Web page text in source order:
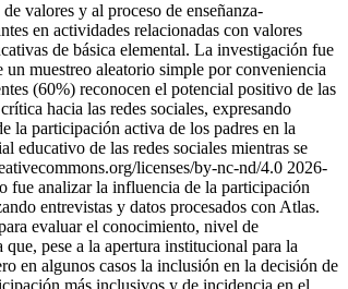
valores y al proceso de enseñanza-
en actividades relacionadas con valores
de básica elemental. La investigación fue
muestreo aleatorio simple por conveniencia
(60%) reconocen el potencial positivo de las
hacia las redes sociales, expresando
la participación activa de los padres en la
educativo de las redes sociales mientras se
licenses/by-nc-nd/4.0 2026-
fue analizar la influencia de la participación
entrevistas y datos procesados con Atlas.
evaluar el conocimiento, nivel de
pese a la apertura institucional para la
en algunos casos la inclusión en la decisión de
más inclusivos y de incidencia en el